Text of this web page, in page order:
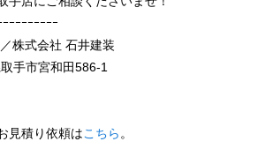
ｰｰｰｰｰｰｰｰ
株式会社 石井建装
手市宮和田586-1
見積り依頼はこちら。